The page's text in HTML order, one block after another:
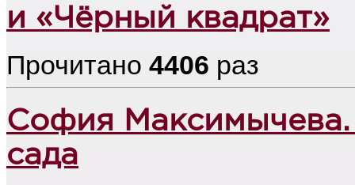
и «Чёрный квадрат»
Прочитано 4406 раз
София
сада